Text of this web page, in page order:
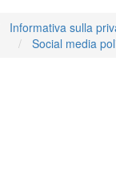
Informativa sulla
Social media